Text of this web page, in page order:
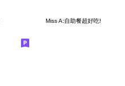
Miss A:自助餐超好吃!